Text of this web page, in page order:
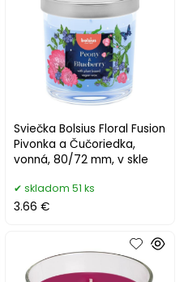
Sviečka Bolsius Floral Fusion
Pivonka a Čučoriedka,
vonná, 80/72 mm, v skle
skladom 51 ks
3.66 €